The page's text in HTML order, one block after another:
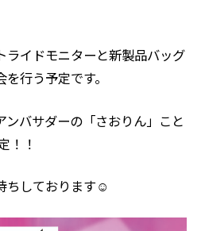
ライドモニターと新製品バッグ
行う予定です。
ンバサダーの「さおりん」こと
！！
ちしております☺